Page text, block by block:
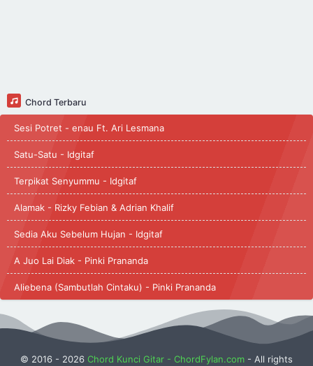
Chord Terbaru
Sesi Potret - enau Ft. Ari Lesmana
Satu-Satu - Idgitaf
Terpikat Senyummu - Idgitaf
Alamak - Rizky Febian & Adrian Khalif
Sedia Aku Sebelum Hujan - Idgitaf
A Juo Lai Diak - Pinki Prananda
Aliebena (Sambutlah Cintaku) - Pinki Prananda
© 2016 - 2026 Chord Kunci Gitar - ChordFylan.com - All rights